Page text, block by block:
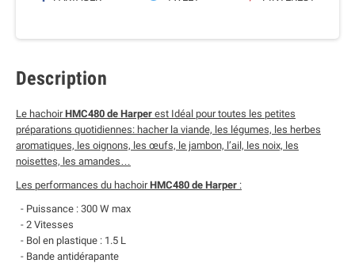
Description
Le hachoirHMC480 de Harper est Idéal pour toutes les petites
préparations quotidiennes: hacher la viande, les légumes, les herbes
aromatiques, les oignons, les œufs, le jambon, l’ail, les noix, les
noisettes, les amandes…
Les performances du hachoirHMC480 de Harper :
- Puissance : 300 W max
- 2 Vitesses
- Bol en plastique : 1.5 L
- Bande antidérapante